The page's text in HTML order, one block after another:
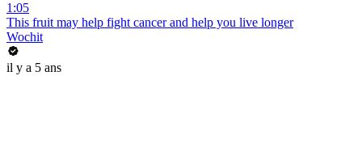
1:05
This fruit may help fight cancer and help you live longer
Wochit
il y a 5 ans